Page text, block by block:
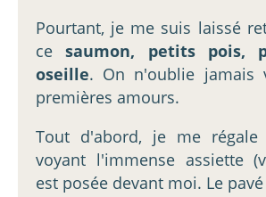
Pourtant, je me suis laissé
cesaumon, petits pois,
oseille. On n'oublie jamais
premières amours.
Tout d'abord, je me régale
voyant l'immense assiette
est posée devant moi. Le